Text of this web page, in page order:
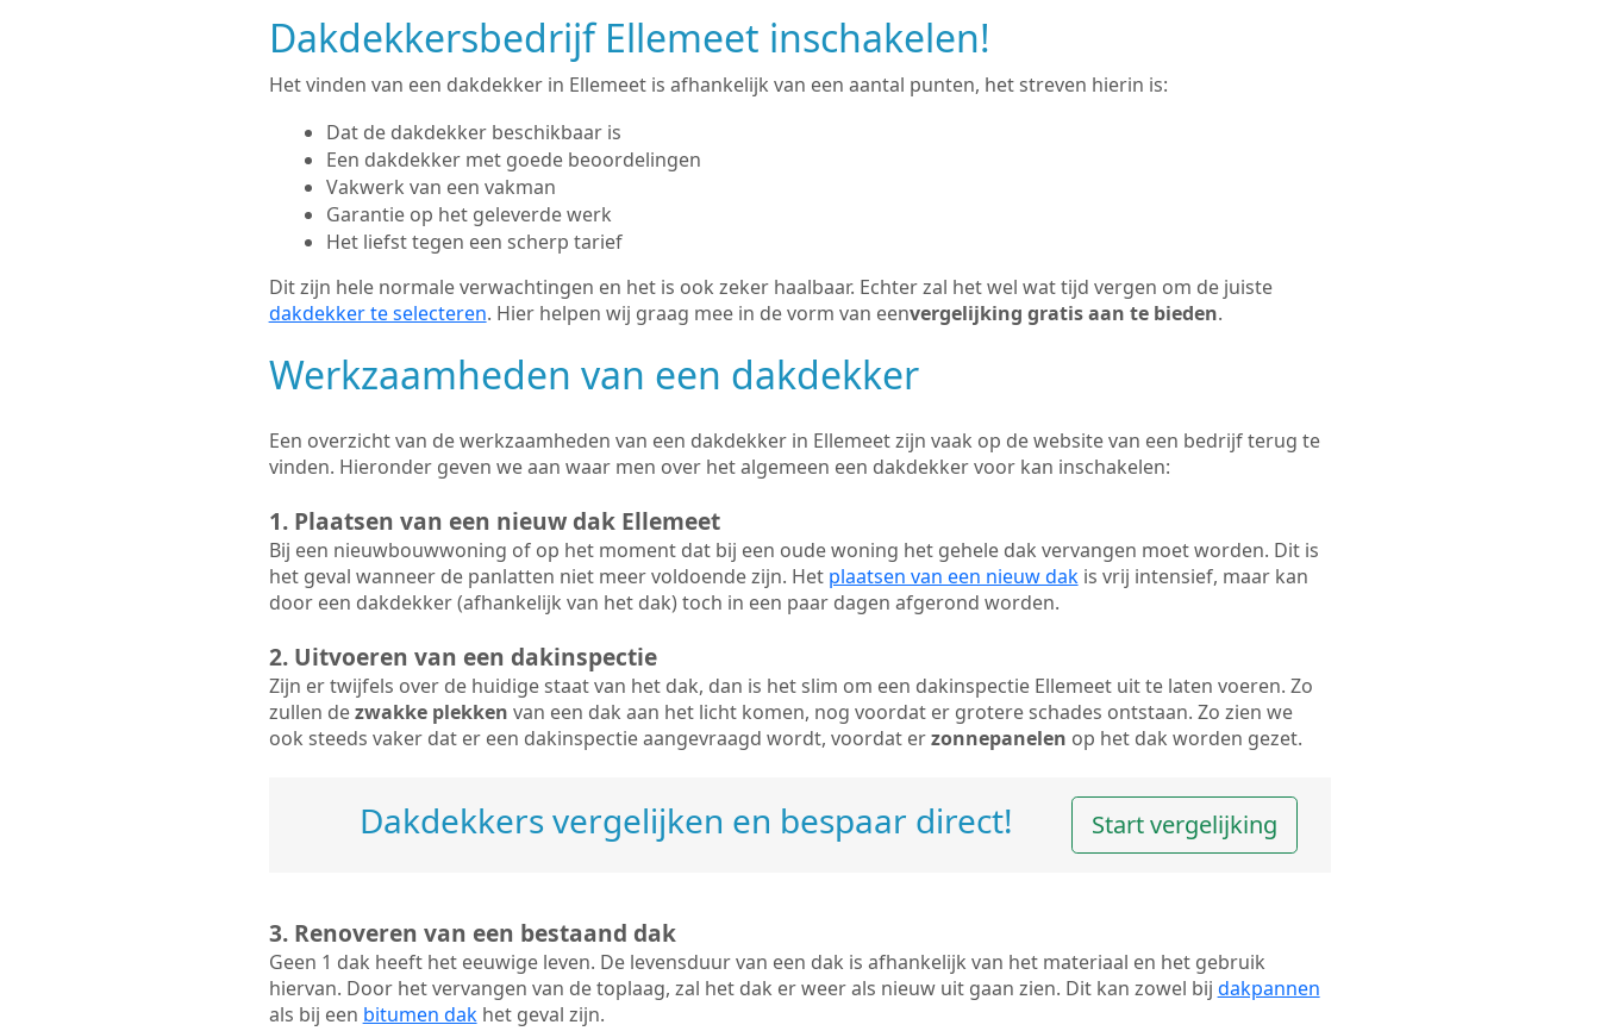
Dakdekkersbedrijf Ellemeet inschakelen!
Het vinden van een dakdekker in Ellemeet is afhankelijk van een aantal punten, het streven hierin is:
Dat de dakdekker beschikbaar is
Een dakdekker met goede beoordelingen
Vakwerk van een vakman
Garantie op het geleverde werk
Het liefst tegen een scherp tarief
Dit zijn hele normale verwachtingen en het is ook zeker haalbaar. Echter zal het wel wat tijd vergen om de juiste
dakdekker te selecteren. Hier helpen wij graag mee in de vorm van eenvergelijking gratis aan te bieden.
Werkzaamheden van een dakdekker
Een overzicht van de werkzaamheden van een dakdekker in Ellemeet zijn vaak op de website van een bedrijf terug te
vinden. Hieronder geven we aan waar men over het algemeen een dakdekker voor kan inschakelen:
1. Plaatsen van een nieuw dak Ellemeet
Bij een nieuwbouwwoning of op het moment dat bij een oude woning het gehele dak vervangen moet worden. Dit is
het geval wanneer de panlatten niet meer voldoende zijn. Het plaatsen van een nieuw dakis vrij intensief, maar kan
door een dakdekker (afhankelijk van het dak) toch in een paar dagen afgerond worden.
2. Uitvoeren van een dakinspectie
Zijn er twijfels over de huidige staat van het dak, dan is het slim om een dakinspectie Ellemeet uit te laten voeren. Zo
zullen dezwakke plekken van een dak aan het licht komen, nog voordat er grotere schades ontstaan. Zo zien we
ook steeds vaker dat er een dakinspectie aangevraagd wordt, voordat erzonnepanelen op het dak worden gezet.
Dakdekkers vergelijken en bespaar direct! Start vergelijking
3. Renoveren van een bestaand dak
Geen 1 dak heeft het eeuwige leven. De levensduur van een dak is afhankelijk van het materiaal en het gebruik
hiervan. Door het vervangen van de toplaag, zal het dak er weer als nieuw uit gaan zien. Dit kan zowel bij dakpannen
als bij een bitumen dakhet geval zijn.